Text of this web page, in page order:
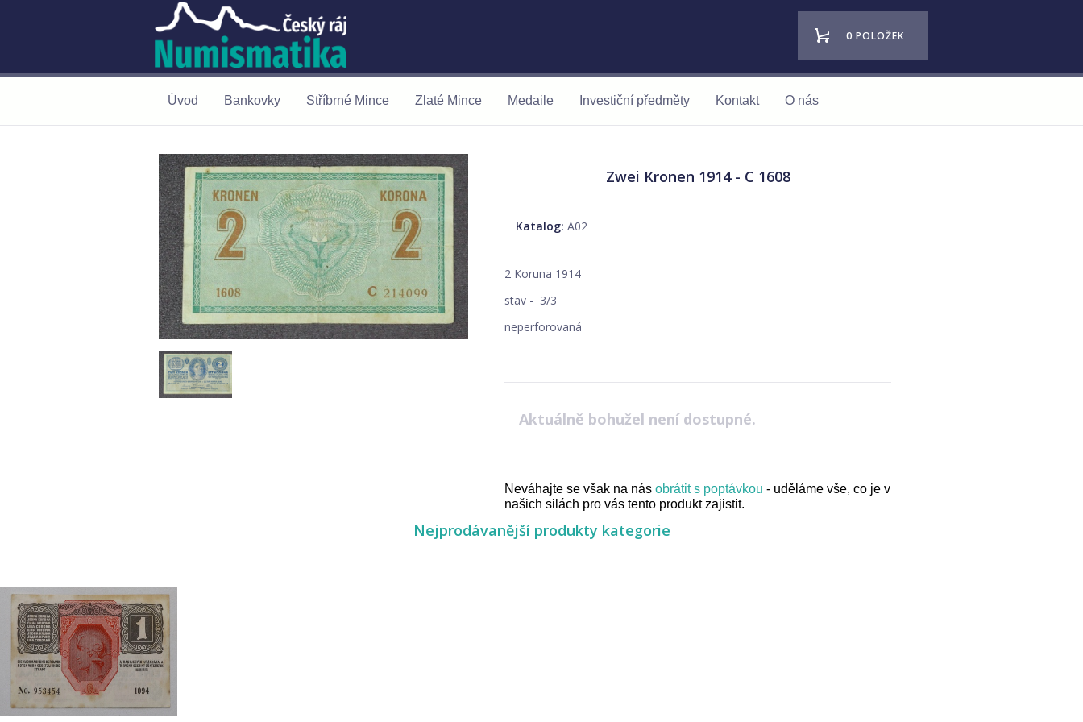
0 POLOŽEK
Úvod Bankovky Stříbrné Mince Zlaté Mince Medaile Investiční předměty Kontakt O nás
Zwei Kronen 1914 - C 1608
Katalog: A02
2 Koruna 1914
stav - 3/3
neperforovaná
Aktuálně bohužel není dostupné.
Neváhajte se však na nás obrátit s poptávkou - uděláme vše, co je v
našich silách pro vás tento produkt zajistit.
Nejprodávanější produkty kategorie